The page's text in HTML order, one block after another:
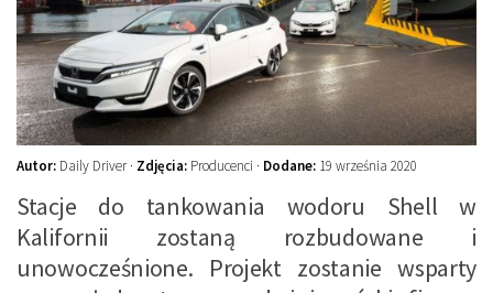
Galerie
Autor: Daily Driver · Zdjęcia: Producenci · Dodane: 19 września 2020
Stacje do tankowania wodoru Shell w
Kalifornii zostaną rozbudowane i
unowocześnione. Projekt zostanie wsparty